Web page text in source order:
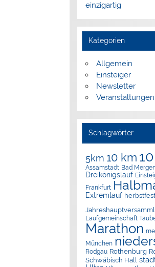
einzigartig
Kategorien
Allgemein
Einsteiger
Newsletter
Veranstaltungen
Schlagwörter
5km 10 km
Assamstadt Bad
Dreikönigslauf
Frankfurt
Extremlauf herbstfest
Laufgemeinschaft
Marathon
München
Rodgau Rothenburg
Schwäbisch Hall